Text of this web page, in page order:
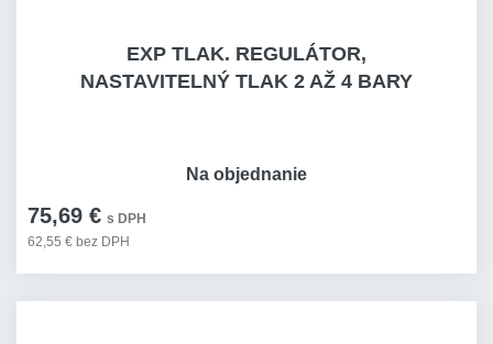
EXP TLAK. REGULÁTOR,
NASTAVITELNÝ TLAK 2 AŽ 4 BARY
75,69 € s DPH
62,55 € bez DPH
Na objednanie